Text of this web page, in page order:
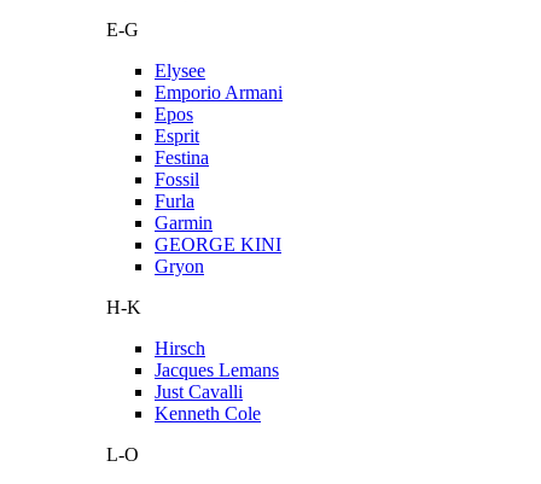
E-G
Elysee
Emporio Armani
Epos
Esprit
Festina
Fossil
Furla
Garmin
GEORGE KINI
Gryon
H-K
Hirsch
Jacques Lemans
Just Cavalli
Kenneth Cole
L-O